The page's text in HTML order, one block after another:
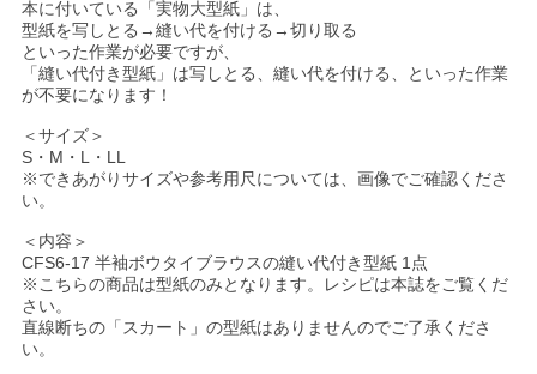
本に付いている「実物大型紙」は、
型紙を写しとる→縫い代を付ける→切り取る
といった作業が必要ですが、
「縫い代付き型紙」は写しとる、縫い代を付ける、といった作業
が不要になります！
＜サイズ＞
S・M・L・LL
※できあがりサイズや参考用尺については、画像でご確認くださ
い。
＜内容＞
CFS6-17 半袖ボウタイブラウスの縫い代付き型紙 1点
※こちらの商品は型紙のみとなります。レシピは本誌をご覧くだ
さい。
直線断ちの「スカート」の型紙はありませんのでご了承くださ
い。